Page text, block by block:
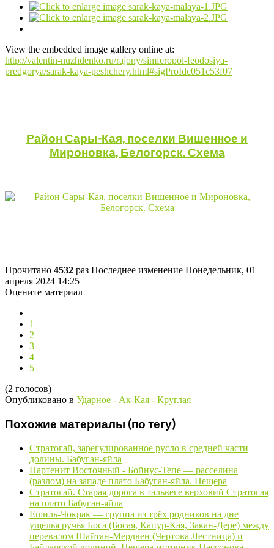
View the embedded image gallery online at:
http://valentin-nuzhdenko.ru/rajony/simferopol-feodosiya-
predgorya/sarak-kaya-peshchery.html#sigProIdc051c53f07
Район Сары-Кая, поселки Вишенное и
Мироновка, Белогорск. Схема
Прочитано 4532 раз Последнее изменение Понедельник, 01
апреля 2024 14:25
Оцените материал
1
2
3
4
5
(2 голосов)
Опубликовано в Ударное - Ак-Кая - Круглая
Похожие материалы (по тегу)
Стратогай, зарегулированное русло в средней части
долины. Бабуган-яйла
Партенит Восточный - Бойнус-Тепе — расселина
(разлом) на западе плато Бабуган-яйла. Пещера
Стратогай. Старая дорога в тальвеге верховий Стратогая
на плато Бабуган-яйла
Ешиль-Чокрак — группа из трёх родников на дне
ущелья ручья Боса (Босая, Капур-Кая, Закан-Дере) между
перевалом Шайтан-Мердвен (Чертова Лестница) и